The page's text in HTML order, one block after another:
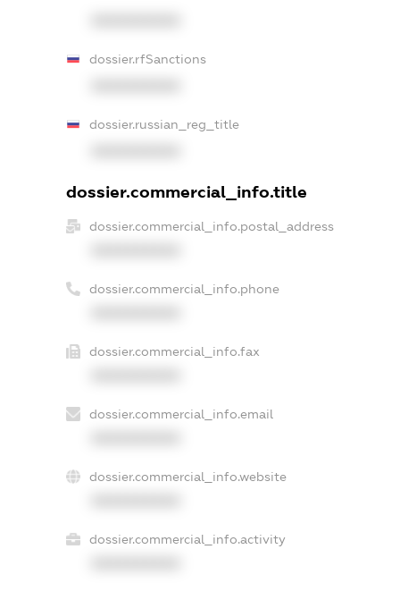
dossier.rfSanctions
dossier.russian_reg_title
dossier.commercial_info.title
dossier.commercial_info.postal_address
dossier.commercial_info.phone
dossier.commercial_info.fax
dossier.commercial_info.email
dossier.commercial_info.website
dossier.commercial_info.activity